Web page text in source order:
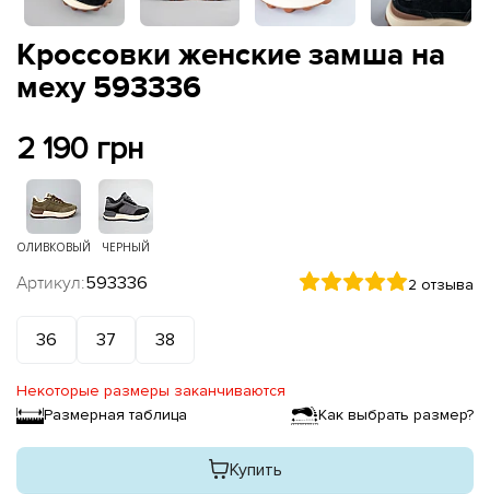
Кроссовки женские замша на
меху 593336
2 190 грн
ОЛИВКОВЫЙ ЧЕРНЫЙ
Артикул:593336 2 отзыва
36 37 38
Некоторые размеры заканчиваются
Размерная таблица
Как выбрать размер?
Купить